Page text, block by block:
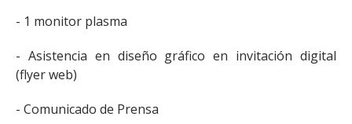
- 1 monitor plasma
- Asistencia en diseño gráfico en invitación digital
(flyer web)
- Comunicado de Prensa